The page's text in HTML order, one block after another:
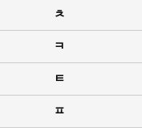
ㅊ
ㅋ
ㅌ
ㅍ